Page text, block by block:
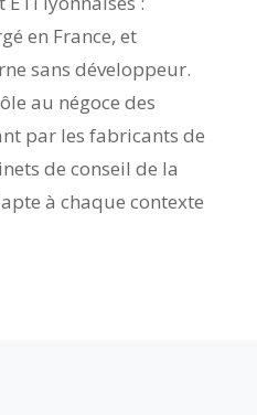
en France, et
sans développeur.
au négoce des
par les fabricants de
de conseil de la
à chaque contexte